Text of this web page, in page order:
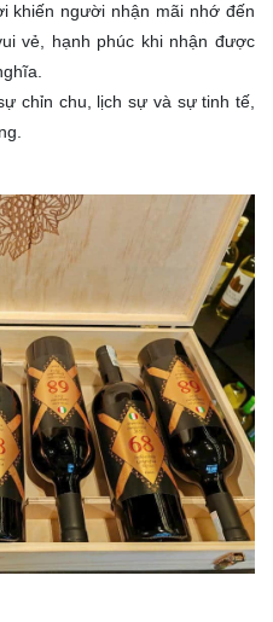
khiến người nhận mãi nhớ đến
vẻ, hạnh phúc khi nhận được
chỉn chu, lịch sự và sự tinh tế,